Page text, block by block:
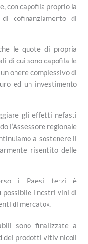
con capofila proprio la
cofinanziamento di
le quote di propria
di cui sono capofila le
onere complessivo di
ed un investimento
gli effetti nefasti
l’Assessore regionale
a sostenere il
risentito delle
i Paesi terzi è
possibile i nostri vini di
di mercato».
sono finalizzate a
dei prodotti vitivinicoli